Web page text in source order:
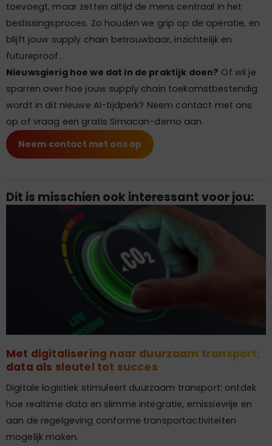
toevoegt, maar zetten altijd de mens centraal in het
beslissingsproces. Zo houden we grip op de operatie, en
blijft jouw supply chain betrouwbaar, inzichtelijk en
futureproof.
Nieuwsgierig hoe we dat in de praktijk doen? Of wil je
sparren over hoe jouw supply chain toekomstbestendig
wordt in dit nieuwe AI-tijdperk? Neem contact met ons
op of vraag een gratis Simacan-demo aan.
Neem contact met ons op
Dit is misschien ook interessant voor jou:
Met digitalisering naar duurzaam transport:
data als sleutel tot succes
Digitale logistiek stimuleert duurzaam transport: ontdek
hoe realtime data en slimme integratie, emissievrije en
aan de regelgeving conforme transportactiviteiten
mogelijk maken.